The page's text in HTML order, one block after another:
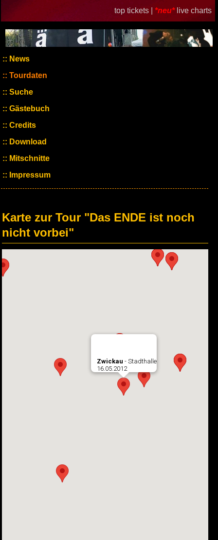
top tickets | *neu* live charts
News
Tourdaten
Suche
Gästebuch
Credits
Download
Mitschnitte
Impressum
Karte zur Tour "Das ENDE ist noch
nicht vorbei"
Zwickau - Stadthalle
16.05.2012